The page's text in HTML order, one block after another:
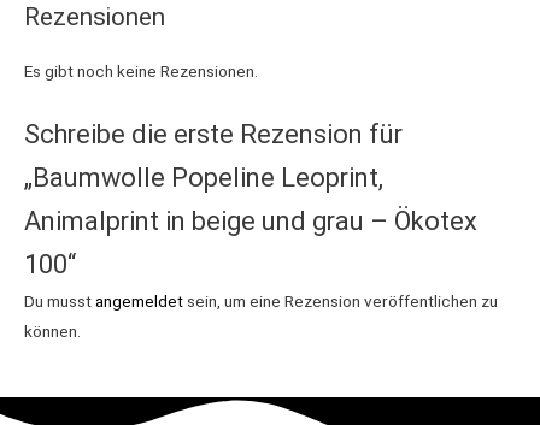
Rezensionen
Es gibt noch keine Rezensionen.
Schreibe die erste Rezension für
„Baumwolle Popeline Leoprint,
Animalprint in beige und grau – Ökotex
100“
Du musstangemeldet sein, um eine Rezension veröffentlichen zu
können.